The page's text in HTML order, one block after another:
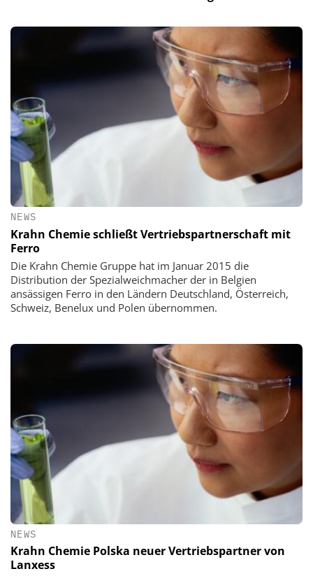
NEWS
Krahn Chemie schließt Vertriebspartnerschaft mit
Ferro
Die Krahn Chemie Gruppe hat im Januar 2015 die
Distribution der Spezialweichmacher der in Belgien
ansässigen Ferro in den Ländern Deutschland, Österreich,
Schweiz, Benelux und Polen übernommen.
NEWS
Krahn Chemie Polska neuer Vertriebspartner von
Lanxess